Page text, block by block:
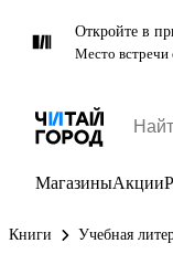
Откройте в
Место встречи
МагазиныАкции
Книги Учебная